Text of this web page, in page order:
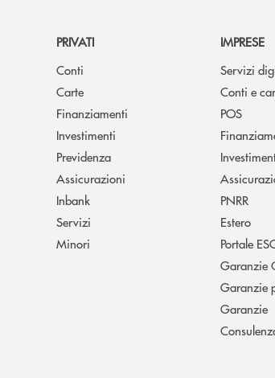
PRIVATI
Conti
Carte
Finanziamenti
Investimenti
Previdenza
Assicurazioni
Inbank
Servizi
Minori
IMPRESE
Servizi
Conti e
POS
PNRR
Estero
Portale
Garanzie
Garanzie
Garanzie